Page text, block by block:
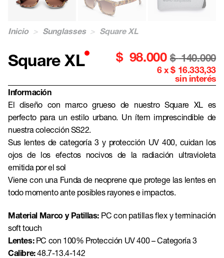
Inicio > Sunglasses > Square XL
Square XL $ 98.000 $ 140.000
6 x $ 16.333,33
sin interés
Información
El diseño con marco grueso de nuestro Square XL es
perfecto para un estilo urbano. Un ítem imprescindible de
nuestra colección SS22.
Sus lentes de categoría 3 y protección UV 400, cuidan los
ojos de los efectos nocivos de la radiación ultravioleta
emitida por el sol
Viene con una Funda de neoprene que protege las lentes en
todo momento ante posibles rayones e impactos.
Material Marco y Patillas: PC con patillas flex y terminación
soft touch
Lentes:PC con 100% Protección UV 400 – Categoría 3
Calibre:48.7-13.4-142